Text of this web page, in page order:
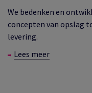
We bedenken en
concepten van opslag
levering.
Lees meer